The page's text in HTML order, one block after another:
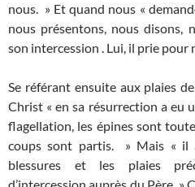
nous. » Et quand nous «
nous présentons, nous disons,
son intercession . Lui, il prie pour
Se référant ensuite aux plaies
Christ « en sa résurrection a eu
flagellation, les épines sont
coups sont partis. » Mais « il
blessures et les plaies